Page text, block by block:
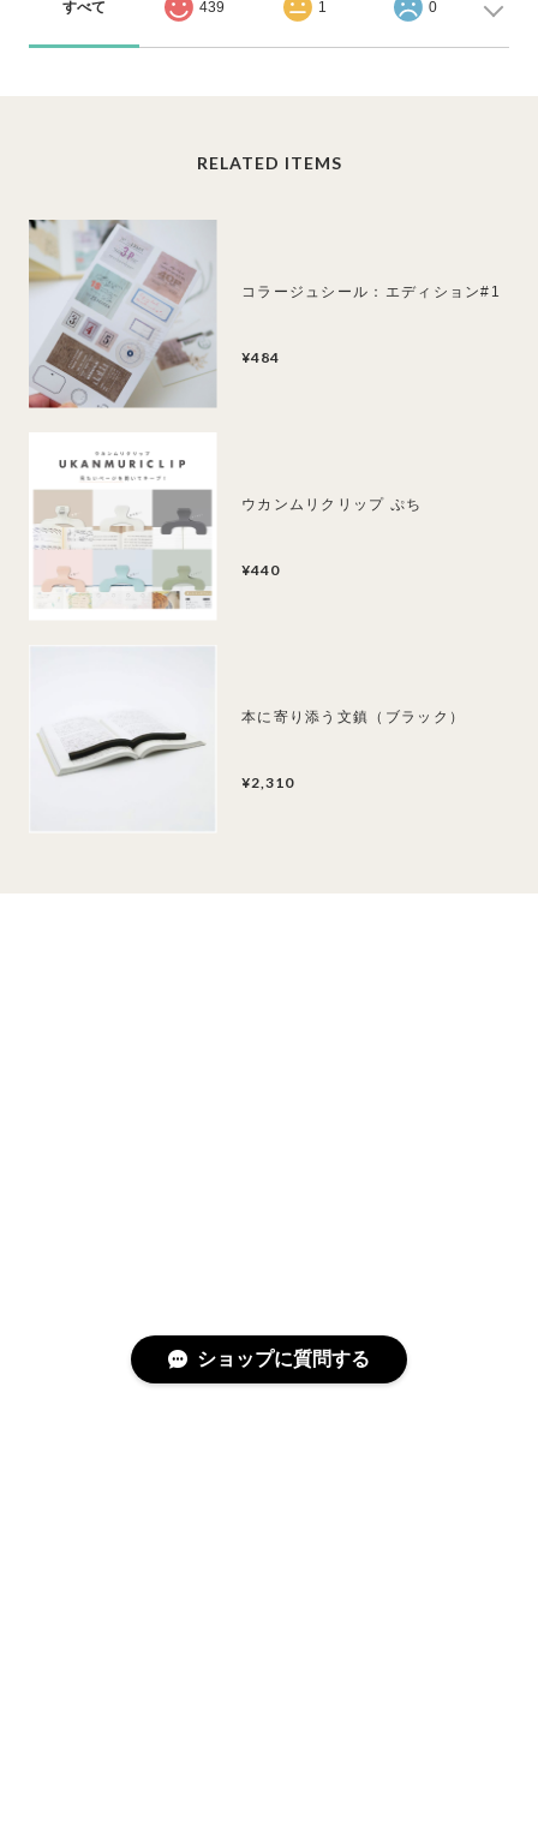
すべて 439 1 0
RELATED ITEMS
コラージュシール：エディション#1
¥484
ウカンムリクリップ ぷち
¥440
本に寄り添う文鎮（ブラック）
¥2,310
ショップに質問する